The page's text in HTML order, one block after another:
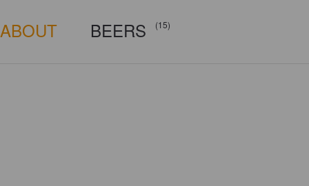
ABOUT BEERS (15)